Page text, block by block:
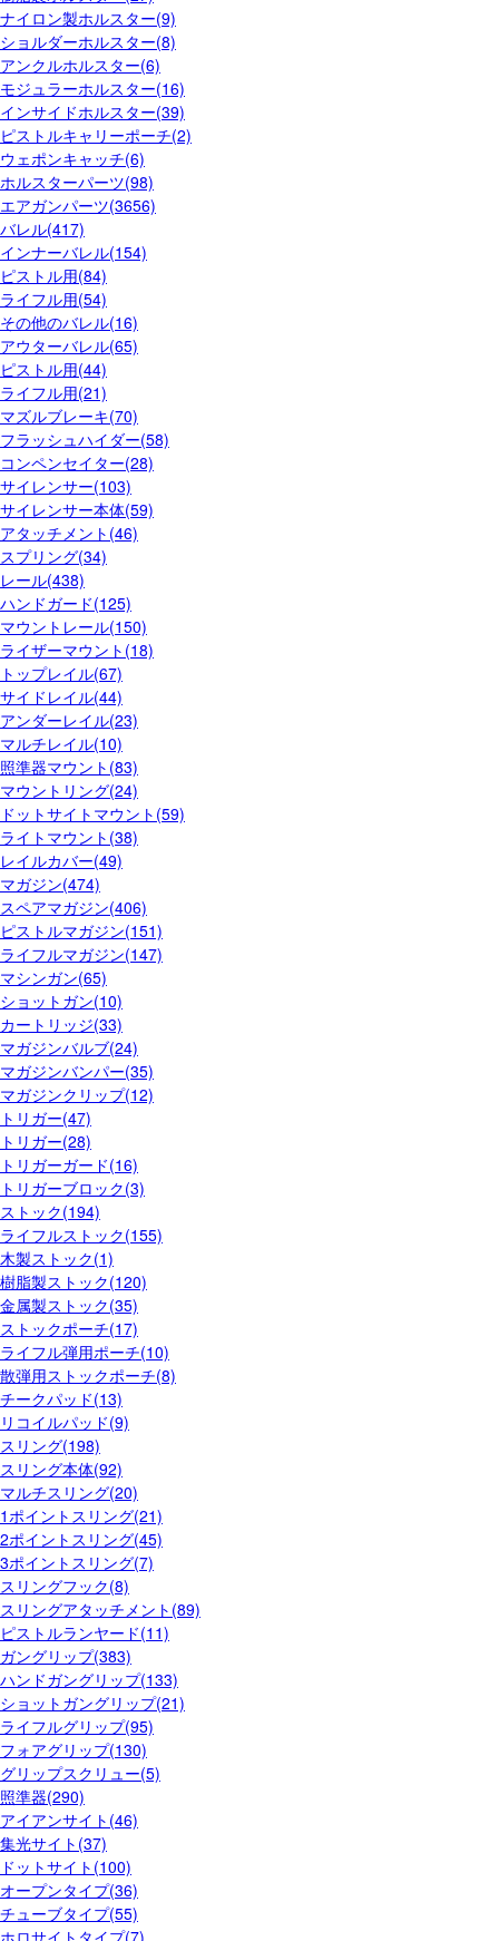
ナイロン製ホルスター(9)
ショルダーホルスター(8)
アンクルホルスター(6)
モジュラーホルスター(16)
インサイドホルスター(39)
ピストルキャリーポーチ(2)
ウェポンキャッチ(6)
ホルスターパーツ(98)
エアガンパーツ(3656)
バレル(417)
インナーバレル(154)
ピストル用(84)
ライフル用(54)
その他のバレル(16)
アウターバレル(65)
ピストル用(44)
ライフル用(21)
マズルブレーキ(70)
フラッシュハイダー(58)
コンペンセイター(28)
サイレンサー(103)
サイレンサー本体(59)
アタッチメント(46)
スプリング(34)
レール(438)
ハンドガード(125)
マウントレール(150)
ライザーマウント(18)
トップレイル(67)
サイドレイル(44)
アンダーレイル(23)
マルチレイル(10)
照準器マウント(83)
マウントリング(24)
ドットサイトマウント(59)
ライトマウント(38)
レイルカバー(49)
マガジン(474)
スペアマガジン(406)
ピストルマガジン(151)
ライフルマガジン(147)
マシンガン(65)
ショットガン(10)
カートリッジ(33)
マガジンバルブ(24)
マガジンバンパー(35)
マガジンクリップ(12)
トリガー(47)
トリガー(28)
トリガーガード(16)
トリガーブロック(3)
ストック(194)
ライフルストック(155)
木製ストック(1)
樹脂製ストック(120)
金属製ストック(35)
ストックポーチ(17)
ライフル弾用ポーチ(10)
散弾用ストックポーチ(8)
チークパッド(13)
リコイルパッド(9)
スリング(198)
スリング本体(92)
マルチスリング(20)
1ポイントスリング(21)
2ポイントスリング(45)
3ポイントスリング(7)
スリングフック(8)
スリングアタッチメント(89)
ピストルランヤード(11)
ガングリップ(383)
ハンドガングリップ(133)
ショットガングリップ(21)
ライフルグリップ(95)
フォアグリップ(130)
グリップスクリュー(5)
照準器(290)
アイアンサイト(46)
集光サイト(37)
ドットサイト(100)
オープンタイプ(36)
チューブタイプ(55)